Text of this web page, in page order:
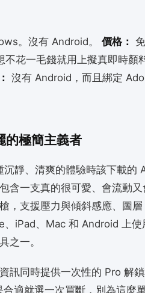
。沒有 Android。 價格：
不花一毛錢就用上擬真即時顏
沒有 Android，而且綁定
極簡主義者
沉靜、清爽的體驗時該下載的
含一支真的很可愛、會流動
，支援壓力與傾斜感應、圖
iPad、Mac 和 Android 上使
之一。
訊同時提供一次性的 Pro 解
適就選一次買斷，別為這麼